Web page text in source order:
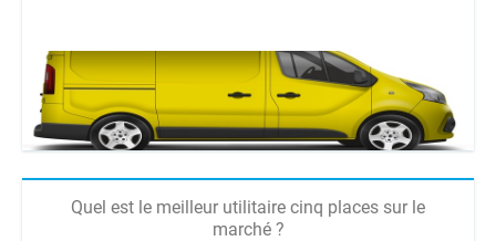
Quel est le meilleur utilitaire cinq places sur le
marché ?